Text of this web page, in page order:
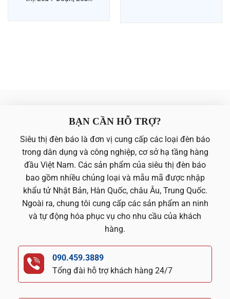
BẠN CẦN HỖ TRỢ?
Siêu thị đèn báo là đơn vị cung cấp các loại đèn báo
trong dân dụng và công nghiệp, cơ sở hạ tầng hàng
đầu Việt Nam. Các sản phẩm của siêu thị đèn báo
bao gồm nhiều chủng loại và mẫu mã được nhập
khẩu tử Nhật Bản, Hàn Quốc, châu Âu, Trung Quốc.
Ngoài ra, chung tôi cung cấp các sản phẩm an ninh
và tự động hóa phục vụ cho nhu cầu của khách
hàng.
090.459.3889
Tổng đài hỗ trợ khách hàng 24/7